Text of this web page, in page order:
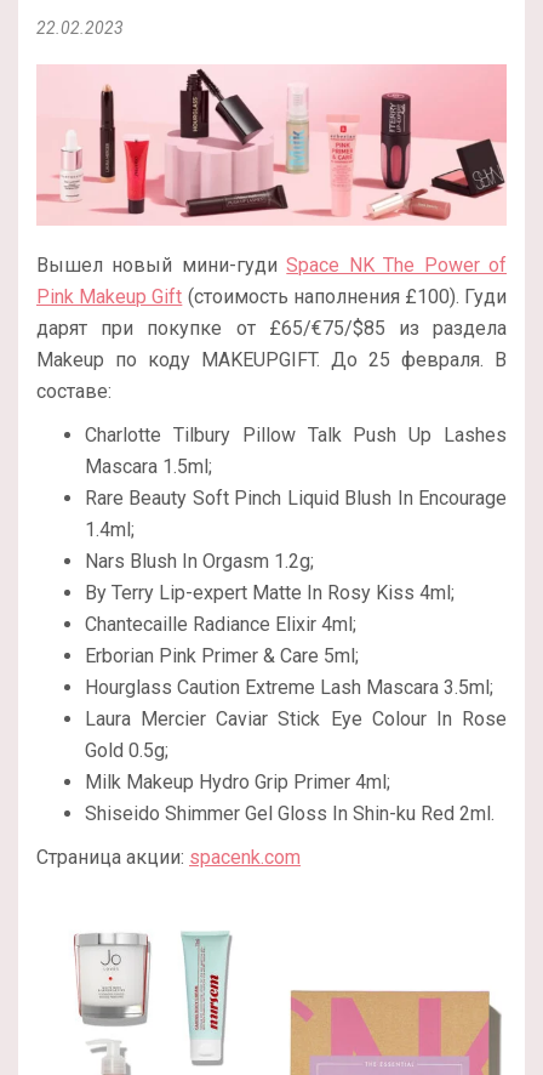
22.02.2023
Вышел новый мини-гудиSpace NK The Power of
Pink Makeup Gift (стоимость наполнения £100). Гуди
дарят при покупке от £65/€75/$85 из раздела
Makeup по коду MAKEUPGIFT. До 25 февраля. В
составе:
Charlotte Tilbury Pillow Talk Push Up Lashes
Mascara 1.5ml;
Rare Beauty Soft Pinch Liquid Blush In Encourage
1.4ml;
Nars Blush In Orgasm 1.2g;
By Terry Lip-expert Matte In Rosy Kiss 4ml;
Chantecaille Radiance Elixir 4ml;
Erborian Pink Primer & Care 5ml;
Hourglass Caution Extreme Lash Mascara 3.5ml;
Laura Mercier Caviar Stick Eye Colour In Rose
Gold 0.5g;
Milk Makeup Hydro Grip Primer 4ml;
Shiseido Shimmer Gel Gloss In Shin-ku Red 2ml.
Страница акции: spacenk.com